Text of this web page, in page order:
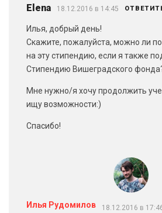
Elena 18.12.2016 в 14:45
Илья, добрый день!
Скажите, пожалуйста, можно ли
на эту стипендию, если я также
Стипендию Вишеградского
Мне нужно/я хочу продолжить
ищу возможности:)
Спасибо!
Илья Рудомилов 18.12.2016 в